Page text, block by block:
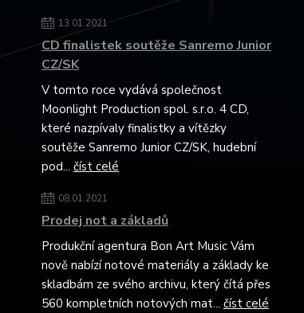
13.01.2021
CD finalistek soutěže Sanremo Junior
CZ/SK
V tomto roce vydává společnost
Moonlight Production spol. s.r.o. 4 CD,
které nazpívaly finalistky a vítězky
soutěže Sanremo Junior CZ/SK, hudební
pod... číst celé
08.01.2021
Prodej not a základů
Produkční agentura Bon Art Music Vám
nově nabízí notové materiály a základy ke
skladbám ze svého archivu, který čítá přes
560 kompletních notových mat... číst celé